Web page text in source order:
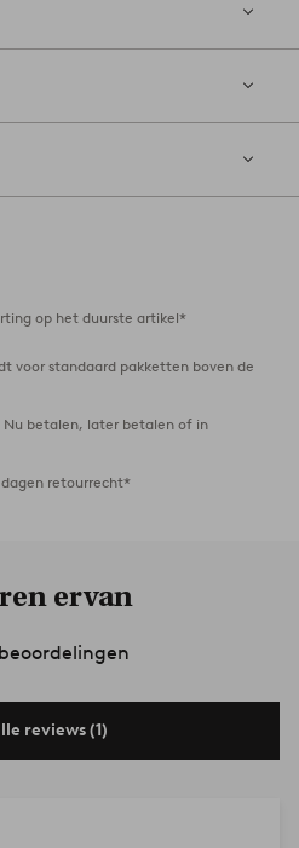
op het duurste artikel*
voor standaard pakketten boven de
Nu betalen, later betalen of in
retourrecht*
ervan
beoordelingen
reviews (1)